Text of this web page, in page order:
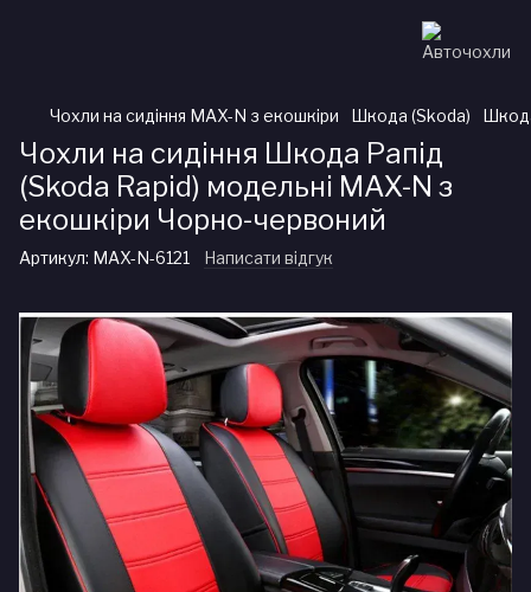
Чохли на сидіння MAX-N з екошкіри Шкода (Skoda)
Чохли на сидіння Шкода Рапід
(Skoda Rapid) модельні MAX-N з
екошкіри Чорно-червоний
Артикул: MAX-N-6121 Написати відгук